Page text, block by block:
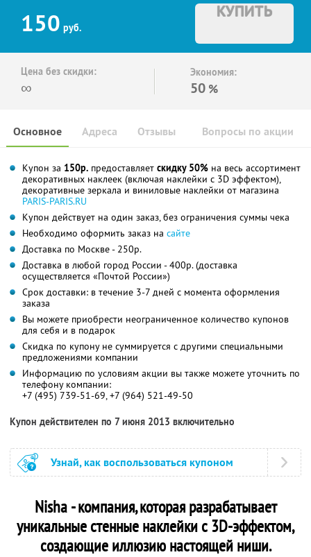
150 руб.
КУПИТЬ
Цена без скидки:
∞
Экономия:
50 %
Основное Отзывы Вопросы по акции
Адреса
Купон за 150р. предоставляет скидку 50% на весь ассортимент
декоративных наклеек (включая наклейки с 3D эффектом),
декоративные зеркала и виниловые наклейки от магазина
PARIS-PARIS.RU
Купон действует на один заказ, без ограничения суммы чека
Необходимо оформить заказ на сайте
Доставка по Москве - 250р.
Доставка в любой город России - 400р. (доставка
осуществляется «Почтой России»)
Срок доставки: в течение 3-7 дней с момента оформления
заказа
Вы можете приобрести неограниченное количество купонов
для себя и в подарок
Скидка по купону не суммируется с другими специальными
предложениями компании
Информацию по условиям акции вы также можете уточнить по
телефону компании:
+7 (495) 739-51-69, +7 (964) 521-49-50
Купон действителен по 7 июня 2013 включительно
Узнай, как воспользоваться купоном
Nisha - компания, которая разрабатывает
уникальные стенные наклейки с 3D-эффектом,
создающие иллюзию настоящей ниши.